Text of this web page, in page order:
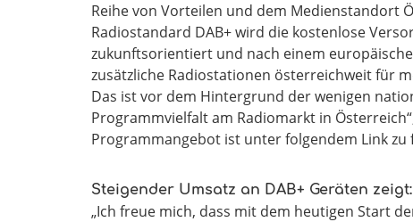
Reihe von Vorteilen und dem Medienstandort
Radiostandard DAB+ wird die kostenlose
zukunftsorientiert und nach einem
zusätzliche Radiostationen österreichweit für
Das ist vor dem Hintergrund der wenigen
Programmvielfalt am Radiomarkt in
Programmangebot ist unter folgendem Link zu
Steigender Umsatz an DAB+ Geräten
„Ich freue mich, dass mit dem heutigen Start